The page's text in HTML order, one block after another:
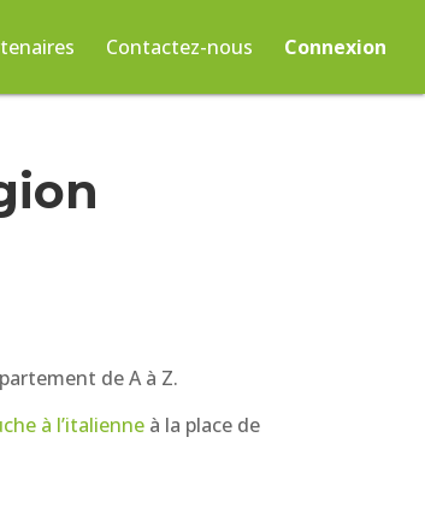
Contactez-nous Connexion
de A à Z.
à l’italienne à la place de